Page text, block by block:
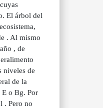
El árbol del
. Al mismo
, de
niveles de
de la
o Bg. Por
. Pero no